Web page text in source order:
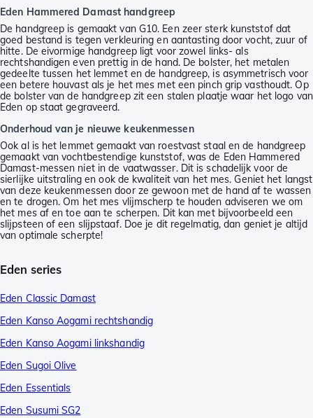
Eden Hammered Damast handgreep
De handgreep is gemaakt van G10. Een zeer sterk kunststof dat
goed bestand is tegen verkleuring en aantasting door vocht, zuur of
hitte. De eivormige handgreep ligt voor zowel links- als
rechtshandigen even prettig in de hand. De bolster, het metalen
gedeelte tussen het lemmet en de handgreep, is asymmetrisch voor
een betere houvast als je het mes met een pinch grip vasthoudt. Op
de bolster van de handgreep zit een stalen plaatje waar het logo van
Eden op staat gegraveerd.
Onderhoud van je nieuwe keukenmessen
Ook al is het lemmet gemaakt van roestvast staal en de handgreep
gemaakt van vochtbestendige kunststof, was de Eden Hammered
Damast-messen niet in de vaatwasser. Dit is schadelijk voor de
sierlijke uitstraling en ook de kwaliteit van het mes. Geniet het langst
van deze keukenmessen door ze gewoon met de hand af te wassen
en te drogen. Om het mes vlijmscherp te houden adviseren we om
het mes af en toe aan te scherpen. Dit kan met bijvoorbeeld een
slijpsteen of een slijpstaaf. Doe je dit regelmatig, dan geniet je altijd
van optimale scherpte!
Eden series
Eden Classic Damast
Eden Kanso Aogami rechtshandig
Eden Kanso Aogami linkshandig
Eden Sugoi Olive
Eden Essentials
Eden Susumi SG2